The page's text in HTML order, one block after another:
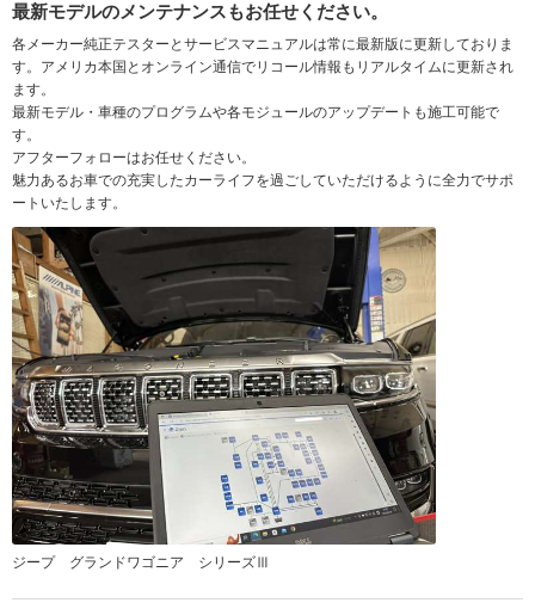
最新モデルのメンテナンスもお任せください。
各メーカー純正テスターとサービスマニュアルは常に最新版に更新しておりま
す。アメリカ本国とオンライン通信でリコール情報もリアルタイムに更新され
ます。
最新モデル・車種のプログラムや各モジュールのアップデートも施工可能で
す。
アフターフォローはお任せください。
魅力あるお車での充実したカーライフを過ごしていただけるように全力でサポ
ートいたします。
ジープ グランドワゴニア シリーズⅢ